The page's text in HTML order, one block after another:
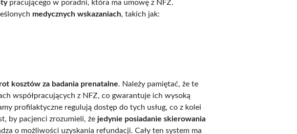
pracującego w poradni, która ma umowę z NFZ.
medycznych wskazaniach, takich jak:
kosztów za badania prenatalne. Należy pamiętać, że te
współpracujących z NFZ, co gwarantuje ich wysoką
profilaktyczne regulują dostęp do tych usług, co z kolei
by pacjenci zrozumieli, że jedynie posiadanie skierowania
o możliwości uzyskania refundacji. Cały ten system ma